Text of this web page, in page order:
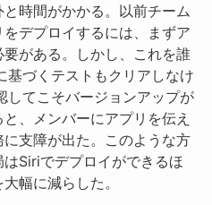
時間がかかる。以前チーム
デプロイするには、まずア
がある。しかし、これを誰
基づくテストもクリアしなけ
してこそバージョンアップが
、メンバーにアプリを伝え
支障が出た。このような方
Siriでデプロイができるほ
幅に減らした。